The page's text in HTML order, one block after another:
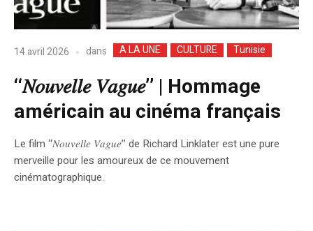
14 avril 2026 dans A LA UNE CULTURE Tunisie
‘‘𝑁𝑜𝑢𝑣𝑒𝑙𝑙𝑒 𝑉𝑎𝑔𝑢𝑒’’ | Hommage
américain au cinéma français
Le film ‘‘𝑁𝑜𝑢𝑣𝑒𝑙𝑙𝑒 𝑉𝑎𝑔𝑢𝑒’’ de Richard Linklater est une pure
merveille pour les amoureux de ce mouvement
cinématographique.